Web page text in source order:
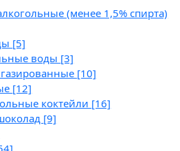
(менее 1,5% спирта)
[5]
воды [3]
[10]
[12]
коктейли [16]
[9]